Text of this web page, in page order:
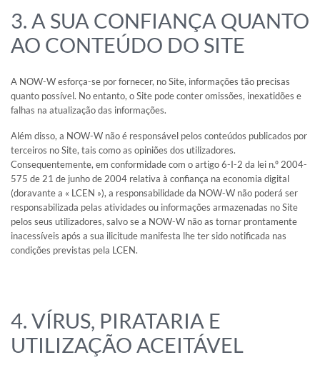
3. A SUA CONFIANÇA QUANTO
AO CONTEÚDO DO SITE
A NOW-W esforça-se por fornecer, no Site, informações tão precisas
quanto possível. No entanto, o Site pode conter omissões, inexatidões e
falhas na atualização das informações.
Além disso, a NOW-W não é responsável pelos conteúdos publicados por
terceiros no Site, tais como as opiniões dos utilizadores.
Consequentemente, em conformidade com o artigo 6-I-2 da lei n.º 2004-
575 de 21 de junho de 2004 relativa à confiança na economia digital
(doravante a « LCEN »), a responsabilidade da NOW-W não poderá ser
responsabilizada pelas atividades ou informações armazenadas no Site
pelos seus utilizadores, salvo se a NOW-W não as tornar prontamente
inacessíveis após a sua ilicitude manifesta lhe ter sido notificada nas
condições previstas pela LCEN.
4. VÍRUS, PIRATARIA E
UTILIZAÇÃO ACEITÁVEL